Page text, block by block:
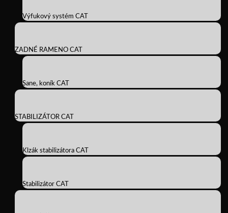
Výfukový systém CAT
ZADNÉ RAMENO CAT
Sane, koník CAT
STABILIZÁTOR CAT
Klzák stabilizátora CAT
Stabilizátor CAT